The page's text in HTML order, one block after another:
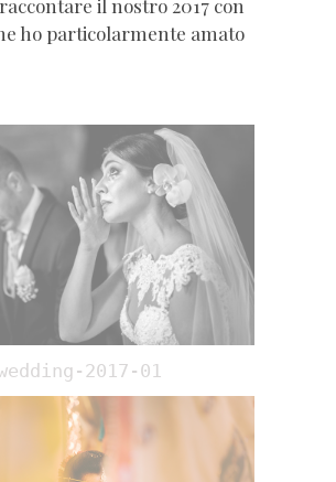
il nostro 2017 con
ho particolarmente amato